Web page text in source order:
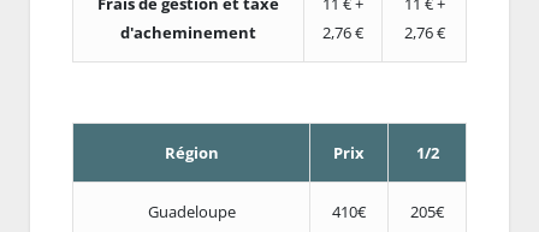
d'acheminement
2,76 €
2,76 €
Région Prix 1/2
Guadeloupe 410€ 205€